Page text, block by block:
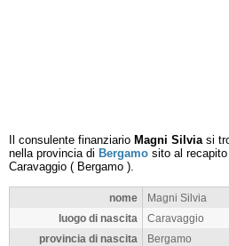
Il consulente finanziario Magni Silviasi
nella provincia di Bergamo sito al recapito
Caravaggio ( Bergamo ).
nome
Magni Silvia
luogo di nascita
Caravaggio
provincia di nascita
Bergamo